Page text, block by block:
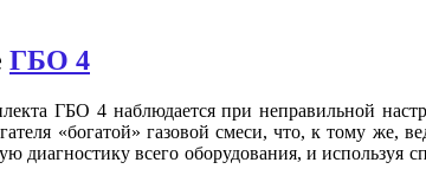
ГБО 4
ГБО 4 наблюдается при неправильной
«богатой» газовой смеси, что, к тому же,
диагностику всего оборудования, и используя